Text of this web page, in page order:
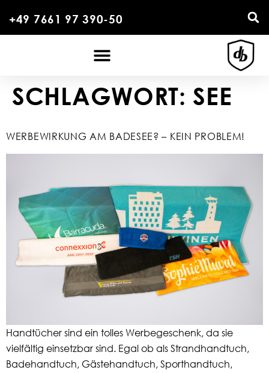
+49 7661 97 390-50
SCHLAGWORT: SEE
WERBEWIRKUNG AM BADESEE? – KEIN PROBLEM!
Handtücher sind ein tolles Werbegeschenk, da sie
vielfältig einsetzbar sind. Egal ob als Strandhandtuch,
Badehandtuch, Gästehandtuch, Sporthandtuch,